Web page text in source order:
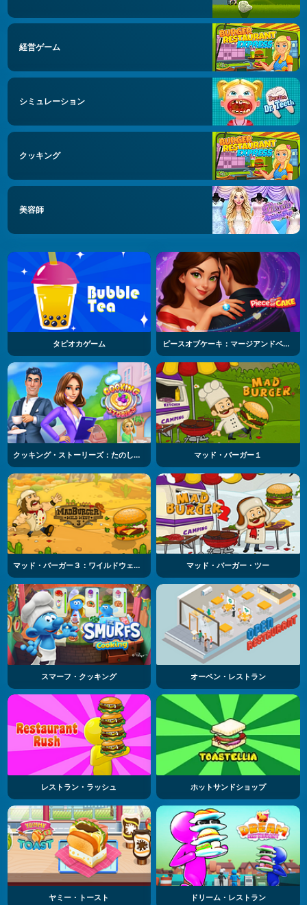
経営ゲーム
シミュレーション
クッキング
美容師
タピオカゲーム ピースオブケーキ：マージアンドベイク
クッキング・ストーリーズ：たのしいカフェゲーム マッド・バーガー１
マッド・バーガー３：ワイルドウェスト マッド・バーガー・ツー
スマーフ・クッキング オーペン・レストラン
レストラン・ラッシュ ホットサンドショップ
ヤミー・トースト ドリーム・レストラン